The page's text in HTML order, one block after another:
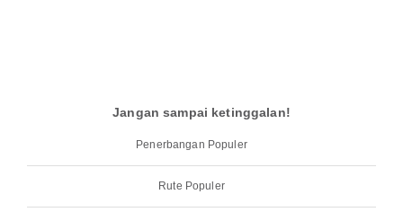
Jangan sampai ketinggalan!
Penerbangan Populer
Rute Populer